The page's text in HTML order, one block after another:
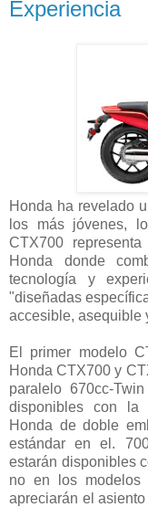
Experiencia
Honda ha revelado
los más jóvenes,
CTX700
Honda donde
tecnología y
"diseñadas
accesible, asequible
El primer modelo
Honda CTX700 y
paralelo 670cc-
disponibles con la
Honda de doble
estándar en el.
estarán disponibles
no en los modelos
apreciarán el